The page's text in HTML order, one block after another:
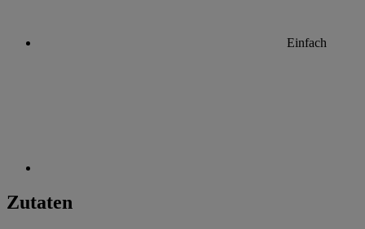
Einfach
Zutaten